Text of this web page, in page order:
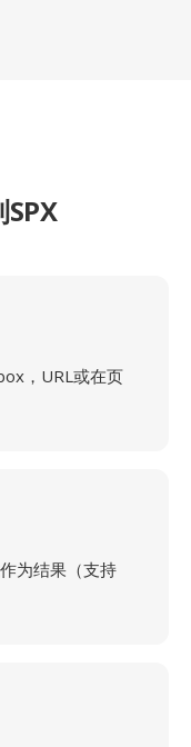
，URL或在页
为结果（支持